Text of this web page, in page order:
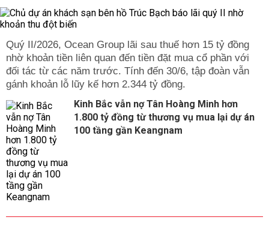
Quý II/2026, Ocean Group lãi sau thuế hơn 15 tỷ đồng
nhờ khoản tiền liên quan đến tiền đặt mua cổ phần với
đối tác từ các năm trước. Tính đến 30/6, tập đoàn vẫn
gánh khoản lỗ lũy kế hơn 2.344 tỷ đồng.
Kinh Bắc vẫn nợ Tân Hoàng Minh hơn
1.800 tỷ đồng từ thương vụ mua lại dự án
100 tầng gần Keangnam